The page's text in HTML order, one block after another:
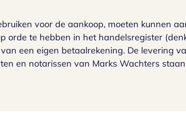
voor de aankoop, moeten kunnen
orde te hebben in het handelsregister
een eigen betaalrekening. De levering
en notarissen van Marks Wachters